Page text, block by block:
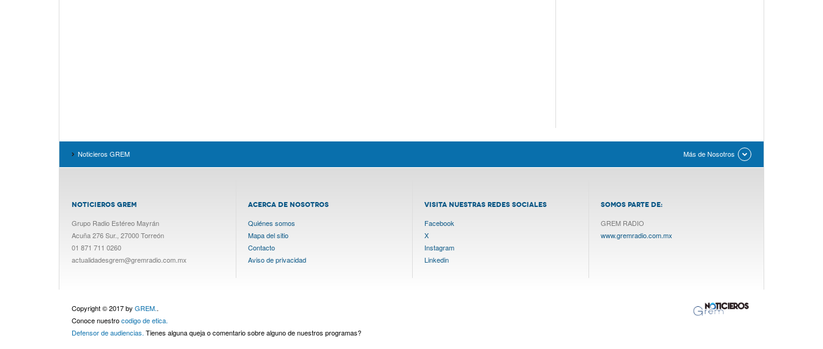
Noticieros GREM Más de Nosotros
NOTICIEROS GREM
Grupo Radio Estéreo Mayrán
Acuña 276 Sur., 27000 Torreón
01 871 711 0260
actualidadesgrem@gremradio.com.mx
ACERCA DE NOSOTROS
Quiénes somos
Mapa del sitio
Contacto
Aviso de privacidad
VISITA NUESTRAS REDES SOCIALES
Facebook
X
Instagram
Linkedin
SOMOS PARTE DE:
GREM RADIO
www.gremradio.com.mx
Copyright © 2017 by GREM..
Conoce nuestrocodigo de etica.
Defensor de audiencias. Tienes alguna queja o comentario sobre alguno de nuestros programas?